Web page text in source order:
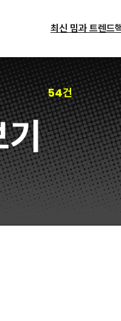
최신 밈과 트렌드
54건